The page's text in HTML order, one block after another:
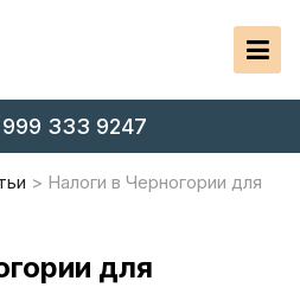
333 9247
Налоги в Черногории для
для